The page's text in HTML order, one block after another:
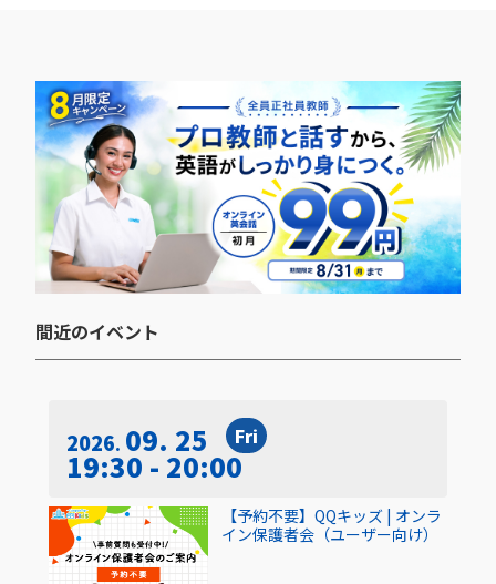
間近のイベント​
2026 09. 25 Fri
19:30 - 20:00
【予約不要】QQキッズ | オンラ
イン保護者会（ユーザー向け）